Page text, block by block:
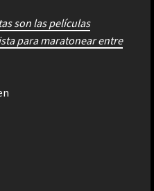
son las películas
para maratonear entre